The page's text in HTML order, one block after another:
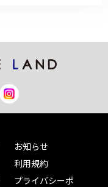
お知らせ
利用規約
プライバシーポ